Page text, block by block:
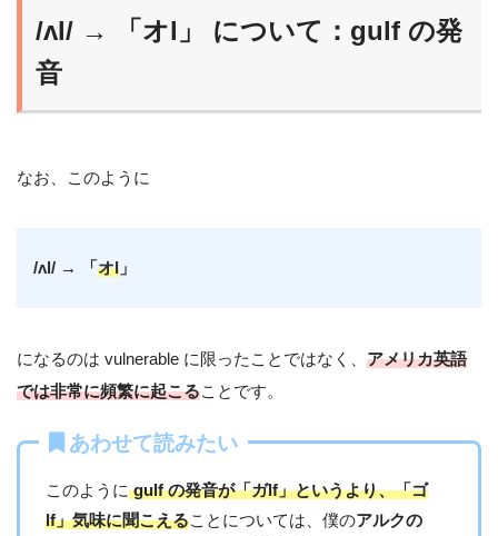
/ʌl/ → 「オl」 について：gulf の発
音
なお、このように
/ʌl/ → 「オl 」
になるのは vulnerable に限ったことではなく、 アメリカ英語
では非常に頻繁に起こることです。
あわせて読みたい
このようにgulf の発音が「ガlf」というより、「ゴ
lf」気味に聞こえることについては、僕のアルクの